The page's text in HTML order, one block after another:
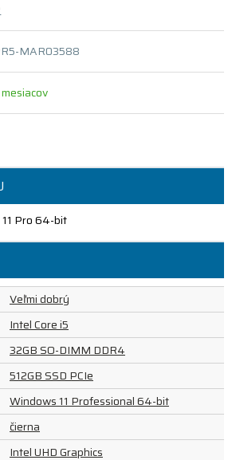
MAR03588
Pro 64-bit
Veľmi dobrý
Intel Core i5
32GB SO-DIMM DDR4
512GB SSD PCIe
Windows 11 Professional 64-bit
čierna
Intel UHD Graphics